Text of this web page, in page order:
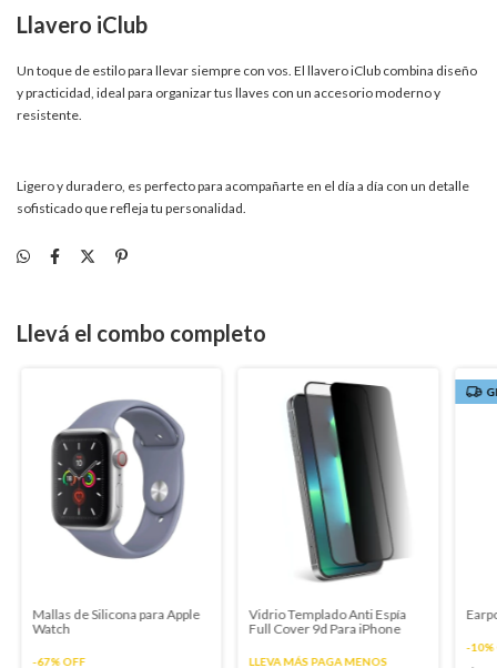
Llavero iClub
Un toque de estilo para llevar siempre con vos. El llavero iClub combina diseño
y practicidad, ideal para organizar tus llaves con un accesorio moderno y
resistente.
Ligero y duradero, es perfecto para acompañarte en el día a día con un detalle
sofisticado que refleja tu personalidad.
Llevá el combo completo
Mallas de Silicona para Apple
Watch
-67%OFF
Vidrio Templado Anti Espía
Full Cover 9d Para iPhone
LLEVA MÁS PAGA MENOS
-10%